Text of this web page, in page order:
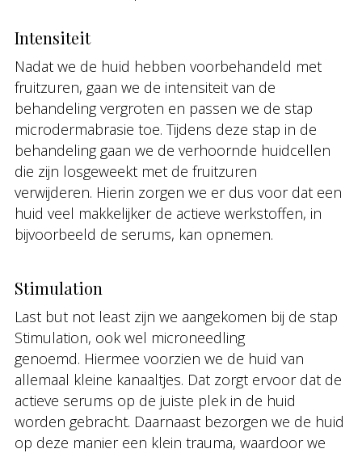
Intensiteit
Nadat we de huid hebben voorbehandeld met
fruitzuren, gaan we de intensiteit van de
behandeling vergroten en passen we de stap
microdermabrasie toe. Tijdens deze stap in de
behandeling gaan we de verhoornde huidcellen
die zijn losgeweekt met de fruitzuren
verwijderen. Hierin zorgen we er dus voor dat een
huid veel makkelijker de actieve werkstoffen, in
bijvoorbeeld de serums, kan opnemen.
Stimulation
Last but not least zijn we aangekomen bij de stap
Stimulation, ook wel microneedling
genoemd. Hiermee voorzien we de huid van
allemaal kleine kanaaltjes. Dat zorgt ervoor dat de
actieve serums op de juiste plek in de huid
worden gebracht. Daarnaast bezorgen we de huid
op deze manier een klein trauma, waardoor we